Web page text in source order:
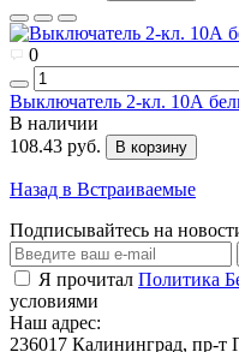
0
Выключатель 2-кл. 10А
В наличии
108.43 руб.
В корзину
Назад в Встраиваемые
Подписывайтесь на
Я прочитал Политика
условиями
Наш адрес:
236017 Калининград,​ пр-т